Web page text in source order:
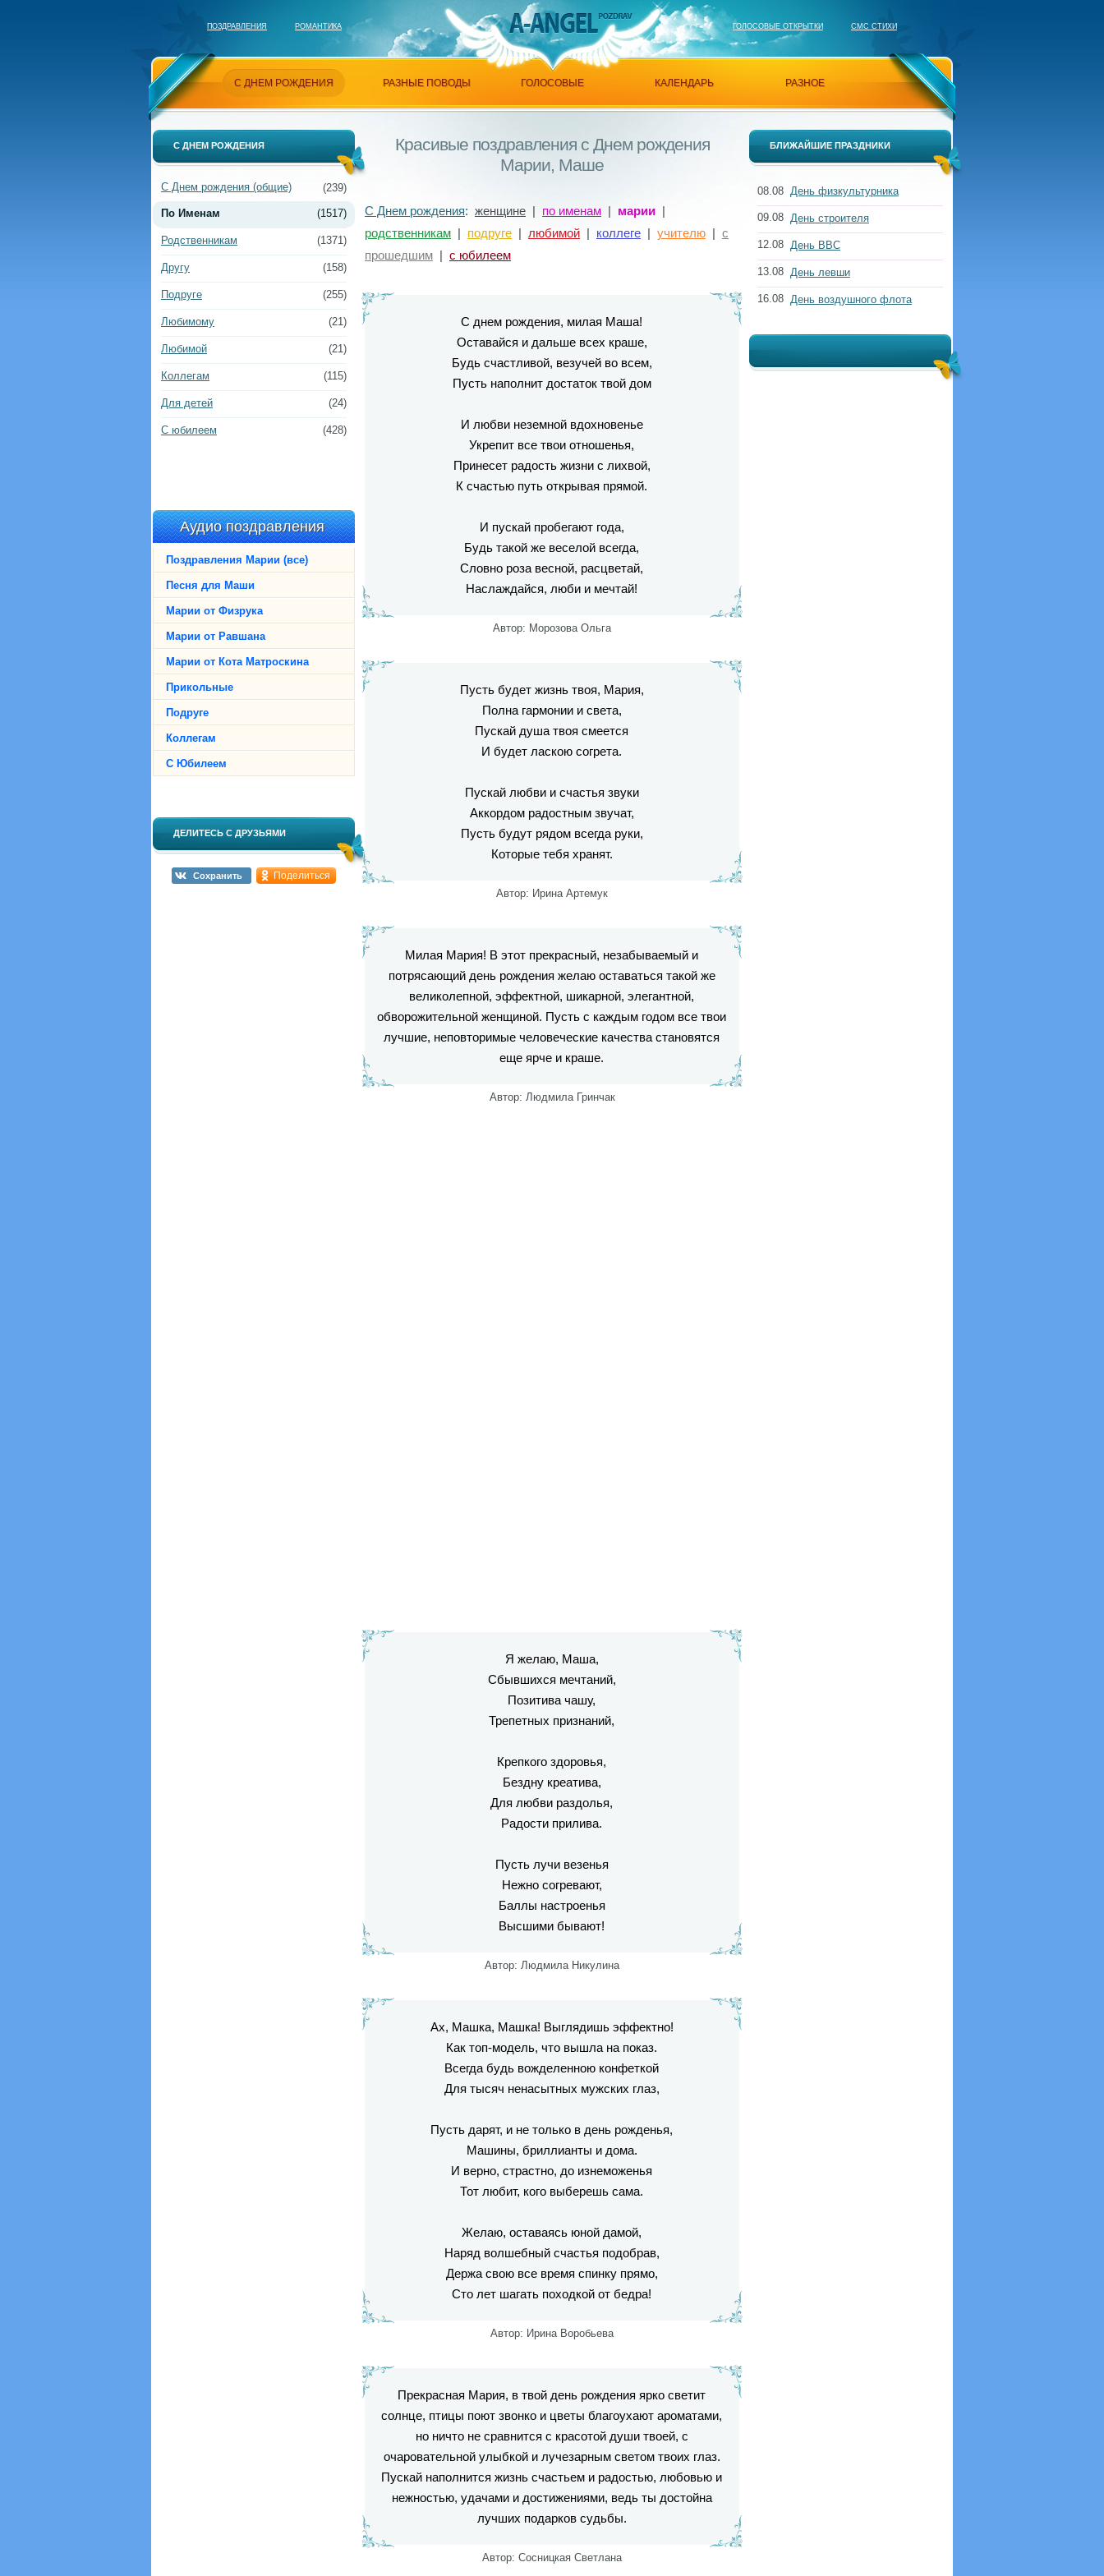
ПОЗДРАВЛЕНИЯ РОМАНТИКА ГОЛОСОВЫЕ ОТКРЫТКИ СМС СТИХИ
С ДНЕМ РОЖДЕНИЯ РАЗНЫЕ ПОВОДЫ ГОЛОСОВЫЕ КАЛЕНДАРЬ РАЗНОЕ
Красивые поздравления с Днем рождения
Марии, Маше
С Днем рождения: женщине | по именам | марии |
родственникам | подруге | любимой | коллеге | учителю | с
прошедшим | с юбилеем
С днем рождения, милая Маша!
Оставайся и дальше всех краше,
Будь счастливой, везучей во всем,
Пусть наполнит достаток твой дом
И любви неземной вдохновенье
Укрепит все твои отношенья,
Принесет радость жизни с лихвой,
К счастью путь открывая прямой.
И пускай пробегают года,
Будь такой же веселой всегда,
Словно роза весной, расцветай,
Наслаждайся, люби и мечтай!
Автор: Морозова Ольга
Пусть будет жизнь твоя, Мария,
Полна гармонии и света,
Пускай душа твоя смеется
И будет ласкою согрета.
Пускай любви и счастья звуки
Аккордом радостным звучат,
Пусть будут рядом всегда руки,
Которые тебя хранят.
Автор: Ирина Артемук
Милая Мария! В этот прекрасный, незабываемый и
потрясающий день рождения желаю оставаться такой же
великолепной, эффектной, шикарной, элегантной,
обворожительной женщиной. Пусть с каждым годом все твои
лучшие, неповторимые человеческие качества становятся
еще ярче и краше.
Автор: Людмила Гринчак
Я желаю, Маша,
Сбывшихся мечтаний,
Позитива чашу,
Трепетных признаний,
Крепкого здоровья,
Бездну креатива,
Для любви раздолья,
Радости прилива.
Пусть лучи везенья
Нежно согревают,
Баллы настроенья
Высшими бывают!
Автор: Людмила Никулина
Ах, Машка, Машка! Выглядишь эффектно!
Как топ-модель, что вышла на показ.
Всегда будь вожделенною конфеткой
Для тысяч ненасытных мужских глаз,
Пусть дарят, и не только в день рожденья,
Машины, бриллианты и дома.
И верно, страстно, до изнеможенья
Тот любит, кого выберешь сама.
Желаю, оставаясь юной дамой,
Наряд волшебный счастья подобрав,
Держа свою все время спинку прямо,
Сто лет шагать походкой от бедра!
Автор: Ирина Воробьева
Прекрасная Мария, в твой день рождения ярко светит
солнце, птицы поют звонко и цветы благоухают ароматами,
но ничто не сравнится с красотой души твоей, с
очаровательной улыбкой и лучезарным светом твоих глаз.
Пускай наполнится жизнь счастьем и радостью, любовью и
нежностью, удачами и достижениями, ведь ты достойна
лучших подарков судьбы.
Автор: Сосницкая Светлана
С ДНЕМ РОЖДЕНИЯ
(239)
С Днем рождения (общие)
(1517)
По Именам
(1371)
Родственникам
(158)
Другу
(255)
Подруге
(21)
Любимому
(21)
Любимой
(115)
Коллегам
(24)
Для детей
(428)
С юбилеем
Аудио поздравления
Поздравления Марии (все)
Песня для Маши
Марии от Физрука
Марии от Равшана
Марии от Кота Матроскина
Прикольные
Подруге
Коллегам
С Юбилеем
ДЕЛИТЕСЬ С ДРУЗЬЯМИ
Сохранить Поделиться
БЛИЖАЙШИЕ ПРАЗДНИКИ
08.08 День физкультурника
09.08 День строителя
12.08 День ВВС
13.08 День левши
16.08 День воздушного флота